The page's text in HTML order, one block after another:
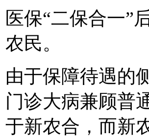
医保“二保合一”
农民。
由于保障待遇的
门诊大病兼顾普
于新农合，而新